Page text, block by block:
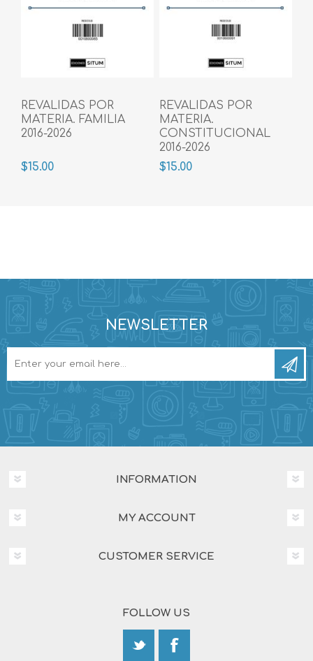
REVALIDAS POR
MATERIA. FAMILIA
2016-2026
$15.00
REVALIDAS POR
MATERIA.
CONSTITUCIONAL
2016-2026
$15.00
NEWSLETTER
INFORMATION
MY ACCOUNT
CUSTOMER SERVICE
FOLLOW US